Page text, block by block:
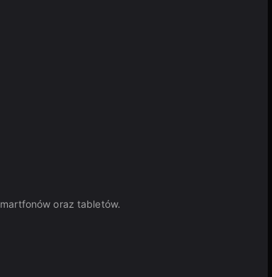
oraz tabletów.